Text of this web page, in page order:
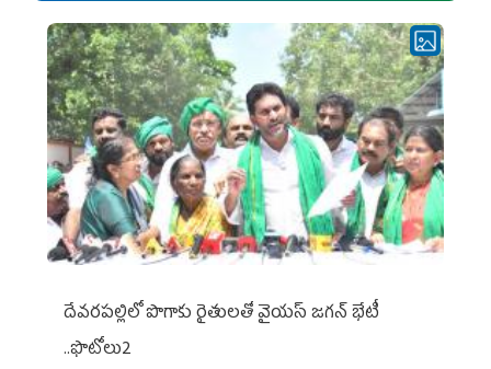
దేవరపల్లిలో పొగాకు రైతులతో వైయస్ జగన్ భేటీ
..ఫొటోలు2